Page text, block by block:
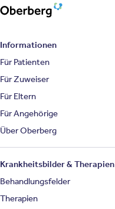
Informationen
Für Patienten
Für Zuweiser
Für Eltern
Für Angehörige
Über Oberberg
Krankheitsbilder & Therapien
Behandlungsfelder
Therapien